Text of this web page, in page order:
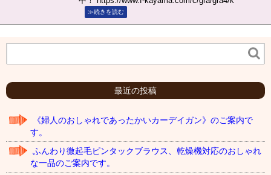
≫続きを読む
最近の投稿
《婦人のおしゃれであったかいカーデイガン》のご案内で
す。
ふんわり微起毛ピンタックブラウス、乾燥機対応のおしゃれ
な一品のご案内です。